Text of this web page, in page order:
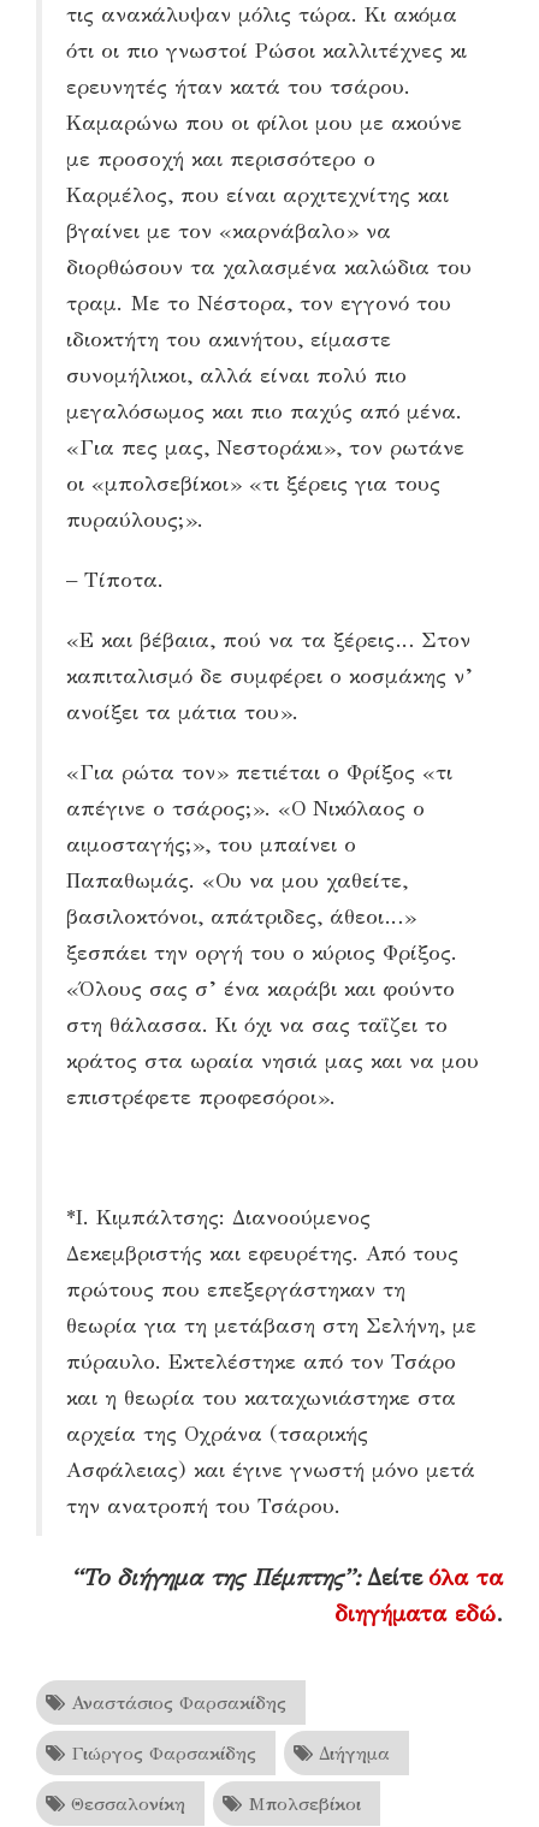
τις ανακάλυψαν μόλις τώρα. Κι ακόμα
ότι οι πιο γνωστοί Ρώσοι καλλιτέχνες κι
ερευνητές ήταν κατά του τσάρου.
Καμαρώνω που οι φίλοι μου με ακούνε
με προσοχή και περισσότερο ο
Καρμέλος, που είναι αρχιτεχνίτης και
βγαίνει με τον «καρνάβαλο» να
διορθώσουν τα χαλασμένα καλώδια του
τραμ. Με το Νέστορα, τον εγγονό του
ιδιοκτήτη του ακινήτου, είμαστε
συνομήλικοι, αλλά είναι πολύ πιο
μεγαλόσωμος και πιο παχύς από μένα.
«Για πες μας, Νεστοράκι», τον ρωτάνε
οι «μπολσεβίκοι» «τι ξέρεις για τους
πυραύλους;».
– Τίποτα.
«Ε και βέβαια, πού να τα ξέρεις… Στον
καπιταλισμό δε συμφέρει ο κοσμάκης ν’
ανοίξει τα μάτια του».
«Για ρώτα τον» πετιέται ο Φρίξος «τι
απέγινε ο τσάρος;». «Ο Νικόλαος ο
αιμοσταγής;», του μπαίνει ο
Παπαθωμάς. «Ου να μου χαθείτε,
βασιλοκτόνοι, απάτριδες, άθεοι…»
ξεσπάει την οργή του ο κύριος Φρίξος.
«Όλους σας σ’ ένα καράβι και φούντο
στη θάλασσα. Κι όχι να σας ταΐζει το
κράτος στα ωραία νησιά μας και να μου
επιστρέφετε προφεσόροι».
*I. Κιμπάλτσης: Διανοούμενος
Δεκεμβριστής και εφευρέτης. Από τους
πρώτους που επεξεργάστηκαν τη
θεωρία για τη μετάβαση στη Σελήνη, με
πύραυλο. Εκτελέστηκε από τον Τσάρο
και η θεωρία του καταχωνιάστηκε στα
αρχεία της Οχράνα (τσαρικής
Ασφάλειας) και έγινε γνωστή μόνο μετά
την ανατροπή του Τσάρου.
“Το διήγημα της Πέμπτης”:Δείτε όλα τα
διηγήματα εδώ.
Αναστάσιος Φαρσακίδης
Γιώργος Φαρσακίδης Διήγημα
Θεσσαλονίκη Μπολσεβίκοι